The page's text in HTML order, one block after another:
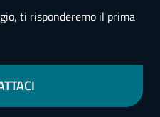
ti risponderemo il prima